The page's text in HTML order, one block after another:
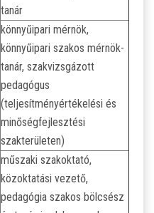
tanár
könnyűipari mérnök,
könnyűipari szakos mérnök-
tanár, szakvizsgázott
pedagógus
(teljesítményértékelési és
minőségfejlesztési
szakterületen)
műszaki szakoktató,
közoktatási vezető,
pedagógia szakos bölcsész